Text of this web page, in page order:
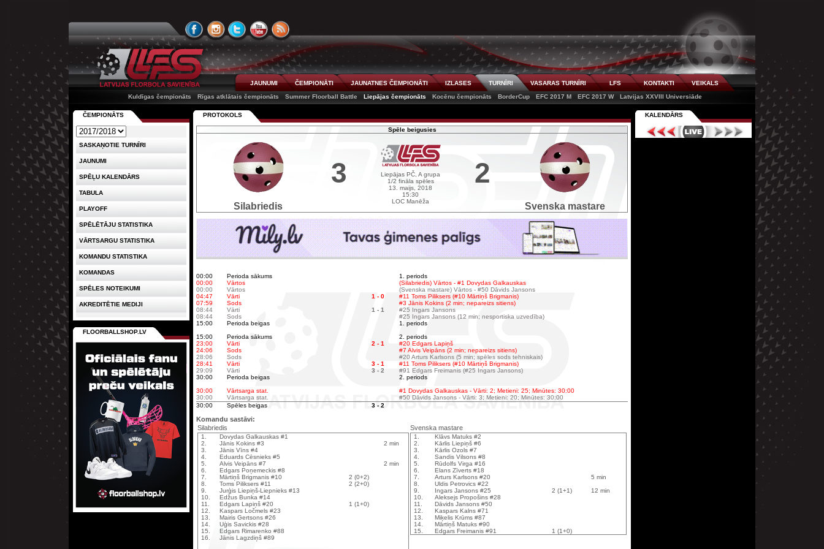
JAUNUMI ČEMPIONĀTI JAUNATNES ČEMPIONĀTI IZLASES TURNĪRI VASARAS TURNĪRI LFS KONTAKTI
VEIKALS
Kuldīgas čempionāts
Rīgas atklātais čempionāts Summer Floorball Battle Liepājas čempionāts Kocēnu čempionāts BorderCup EFC 2017 M EFC 2017 W Latvijas XXVIII Universiāde
PROTOKOLS
Spēle beigusies
Silabriedis
3
Liepājas PČ, A grupa
1/2 fināla spēles
13. maijs, 2018
15:30
LOC Manēža
2
Svenska mastare
00:00 Perioda sākums
1. periods
00:00
Vārtos
(Silabriedis) Vārtos - #1 Dovydas Galkauskas
00:00
Vārtos
(Svenska mastare) Vārtos - #50 Dāvids Jansons
04:47
Vārti 1 - 0
#11 Toms Piliksers (#10 Mārtiņš Brigmanis)
07:59
Sods
#3 Jānis Kokins (2 min; nepareizs sitiens)
08:44
Vārti 1 - 1
#25 Ingars Jansons
08:44
Sods
#25 Ingars Jansons (12 min; nesportiska uzvedība)
15:00
Perioda beigas
1. periods
15:00
Perioda sākums
2. periods
23:00
Vārti 2 - 1
#20 Edgars Lapiņš
24:06
Sods
#7 Alvis Veipāns (2 min; nepareizs sitiens)
28:06
Sods
#20 Arturs Karlsons (5 min; spēles sods tehniskais)
28:41
Vārti 3 - 1
#11 Toms Piliksers (#10 Mārtiņš Brigmanis)
29:09
Vārti 3 - 2
#91 Edgars Freimanis (#25 Ingars Jansons)
30:00
Perioda beigas
2. periods
30:00
Vārtsarga stat.
#1 Dovydas Galkauskas - Vārti: 2; Metieni: 25; Minūtes: 30:00
30:00
Vārtsarga stat.
#50 Dāvids Jansons - Vārti: 3; Metieni: 20; Minūtes: 30:00
30:00
Spēles beigas 3 - 2
Komandu sastāvi:
Silabriedis
Svenska mastare
1.
Dovydas Galkauskas #1
2.
Jānis Kokins #3
2 min
3.
Jānis Vīns #4
4.
Eduards Cēsnieks #5
5.
Alvis Veipāns #7
2 min
6.
Edgars Poņemeckis #8
7.
Mārtiņš Brigmanis #10
2 (0+2)
8.
Toms Piliksers #11
2 (2+0)
9.
Jurģis Liepiņš-Liepnieks #13
10.
Edžus Bunka #14
11.
Edgars Lapiņš #20
1 (1+0)
12.
Kaspars Ločmels #23
13.
Mairis Gertsons #26
14.
Uģis Savickis #28
15.
Edgars Rimarenko #88
16.
Jānis Lagzdiņš #89
1.
Klāvs Matuks #2
2.
Kārlis Liepiņš #6
3.
Kārlis Ozols #7
4.
Sandis Vilsons #8
5.
Rūdolfs Virga #16
6.
Elans Zīverts #18
7.
Arturs Karlsons #20
5 min
8.
Uldis Petrovics #22
9.
Ingars Jansons #25 2 (1+1)
12 min
10.
Aleksejs Propošins #28
11.
Dāvids Jansons #50
12.
Kaspars Kalns #71
13.
Miķelis Krūms #87
14.
Mārtiņš Matuks #90
15.
Edgars Freimanis #91 1 (1+0)
ČEMPIONĀTS
SASKAŅOTIE TURNĪRI
JAUNUMI
SPĒĻU KALENDĀRS
TABULA
PLAYOFF
SPĒLĒTĀJU STATISTIKA
VĀRTSARGU STATISTIKA
KOMANDU STATISTIKA
KOMANDAS
SPĒLES NOTEIKUMI
AKREDITĒTIE MEDIJI
FLOORBALLSHOP.LV
KALENDĀRS